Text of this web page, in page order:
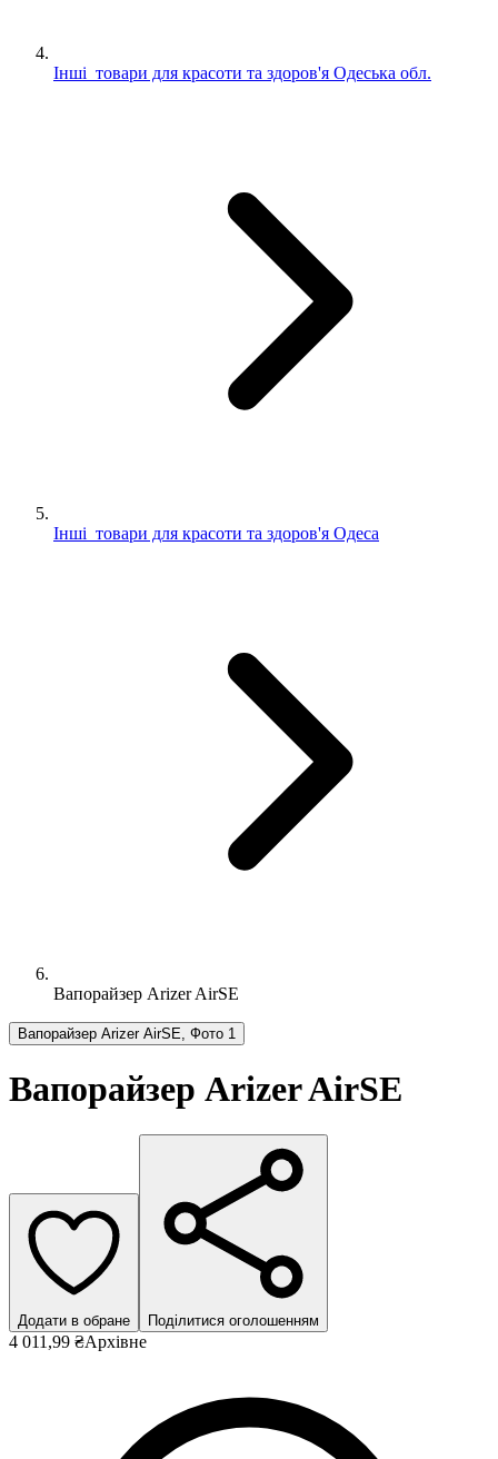
Інші товари для красоти та здоров'я Одеська обл.
Інші товари для красоти та здоров'я Одеса
Вапорайзер Arizer AirSE
Вапорайзер Arizer AirSE, Фото 1
Вапорайзер Arizer AirSE
Додати в обране Поділитися оголошенням
4 011,99 ₴Архівне